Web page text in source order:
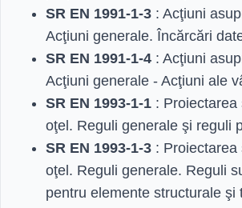
SR EN 1991-1-3 : Acţiuni
Acţiuni generale. Încărcări
SR EN 1991-1-4 : Acţiuni
Acţiuni generale - Acţiuni ale
SR EN 1993-1-1 :
oţel. Reguli generale şi reguli
SR EN 1993-1-3 :
oţel. Reguli generale. Reguli
pentru elemente structurale şi